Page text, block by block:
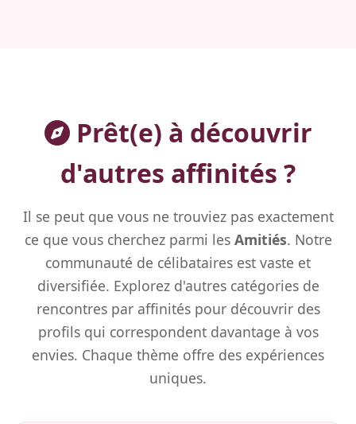
Prêt(e) à découvrir
d'autres affinités ?
Il se peut que vous ne trouviez pas exactement
ce que vous cherchez parmi les Amitiés. Notre
communauté de célibataires est vaste et
diversifiée. Explorez d'autres catégories de
rencontres par affinités pour découvrir des
profils qui correspondent davantage à vos
envies. Chaque thème offre des expériences
uniques.